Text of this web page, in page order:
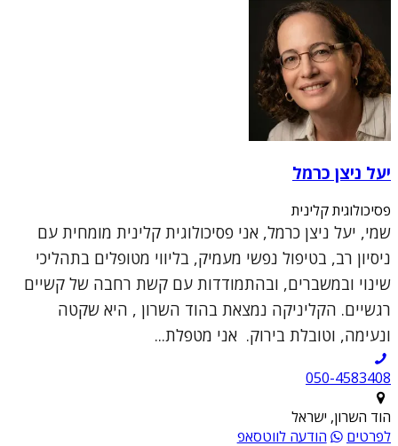
יעל ניצן כרמל
פסיכולוגית קלינית
שמי, יעל ניצן כרמל, אני פסיכולוגית קלינית מומחית עם
ניסיון רב, בטיפול נפשי מעמיק, בליווי מטופלים בתהליכי
שינוי ובמשברים, ובהתמודדות עם קשת רחבה של קשיים
רגשיים. הקליניקה נמצאת בהוד השרון , היא שקטה
ונעימה, וטובלת בירוק. אני מטפלת...
050-4583408
הוד השרון, ישראל
לפרטים
הודעה לווטסאפ